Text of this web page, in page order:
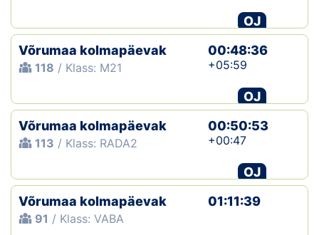
OJ
Võrumaa kolmapäevak
118 / Klass: M21
00:48:36
+05:59
OJ
Võrumaa kolmapäevak
113 / Klass: RADA2
00:50:53
+00:47
OJ
Võrumaa kolmapäevak
91 / Klass: VABA
01:11:39